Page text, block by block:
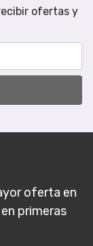
ofertas y
oferta en
primeras